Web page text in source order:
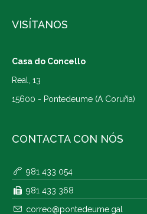
VISÍTANOS
Casa do Concello
Real, 13
15600 - Pontedeume (A Coruña)
CONTACTA CON NÓS
981 433 054
981 433 368
correo@pontedeume.gal